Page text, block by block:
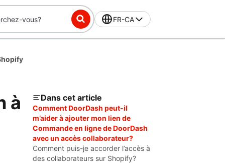
FR-CA
à Dans cet article
Comment DoorDash peut-il
m’aider à ajouter mon lien de
Commande en ligne de DoorDash
avec un accès collaborateur?
Comment puis-je accorder l’accès à
des collaborateurs sur Shopify?